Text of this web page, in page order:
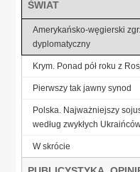
ŚWIAT
Amerykańsko-węgierski
dyplomatyczny
Krym. Ponad pół roku z
Pierwszy tak jawny synod
Polska. Najważniejszy
według zwykłych
W skrócie